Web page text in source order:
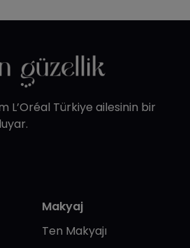
L’Oréal Türkiye ailesinin bir
Makyaj
Ten Makyajı